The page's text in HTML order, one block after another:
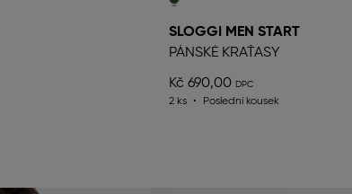
SLOGGI MEN START
PÁNSKÉ KRAŤASY
Kč 690,00
2 ks Poslední kousek